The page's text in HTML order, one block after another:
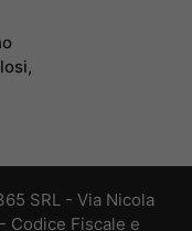
SRL - Via Nicola
Codice Fiscale e